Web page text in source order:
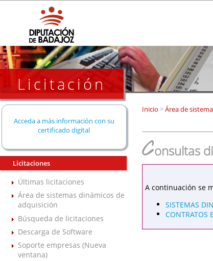
Licitación
Acceda a más información con su
certificado digital
Licitaciones
Últimas licitaciones
Área de sistemas dinámicos de
adquisición
Búsqueda de licitaciones
Descarga de Software
Soporte empresas (Nueva
ventana)
Inicio >Área de
Consultas
A continuación se
SISTEMAS
CONTRATOS